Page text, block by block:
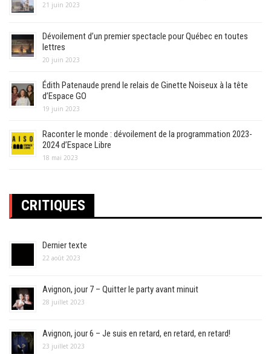
21 juin 2023
Dévoilement d’un premier spectacle pour Québec en toutes
lettres
20 juin 2023
Édith Patenaude prend le relais de Ginette Noiseux à la tête
d’Espace GO
19 juin 2023
Raconter le monde : dévoilement de la programmation 2023-
2024 d’Espace Libre
18 mai 2023
CRITIQUES
Dernier texte
22 août 2023
Avignon, jour 7 – Quitter le party avant minuit
28 juillet 2023
Avignon, jour 6 – Je suis en retard, en retard, en retard!
23 juillet 2023